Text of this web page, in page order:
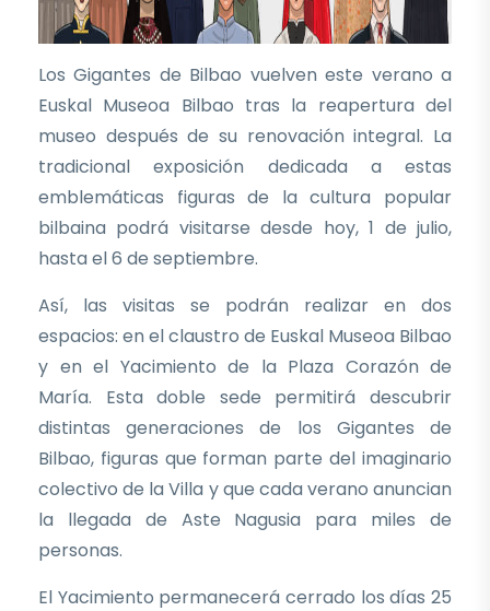
Los Gigantes de Bilbao vuelven este verano a
Euskal Museoa Bilbao tras la reapertura del
museo después de su renovación integral. La
tradicional exposición dedicada a estas
emblemáticas figuras de la cultura popular
bilbaina podrá visitarse desde hoy, 1 de julio,
hasta el 6 de septiembre.
Así, las visitas se podrán realizar en dos
espacios: en el claustro de Euskal Museoa Bilbao
y en el Yacimiento de la Plaza Corazón de
María. Esta doble sede permitirá descubrir
distintas generaciones de los Gigantes de
Bilbao, figuras que forman parte del imaginario
colectivo de la Villa y que cada verano anuncian
la llegada de Aste Nagusia para miles de
personas.
El Yacimiento permanecerá cerrado los días 25